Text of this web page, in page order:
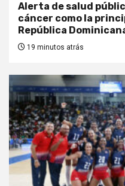
Alerta de salud
cáncer como la
República
19 minutos atrás